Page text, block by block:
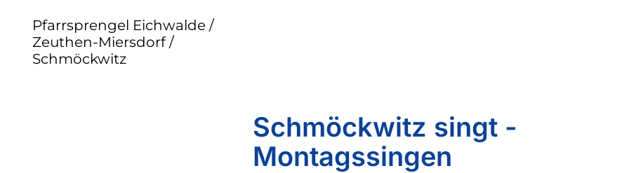
Pfarrsprengel Eichwalde /
Zeuthen-Miersdorf /
Schmöckwitz
Schmöckwitz singt -
Montagssingen